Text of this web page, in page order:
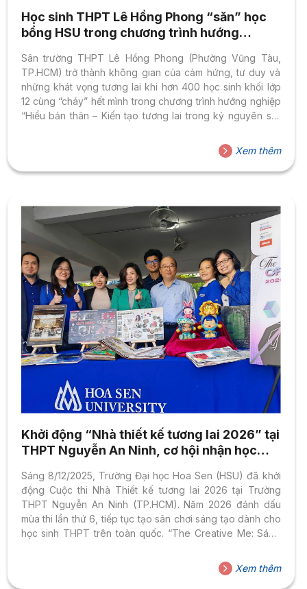
Học sinh THPT Lê Hồng Phong “săn” học
bổng HSU trong chương trình hướng
Sân trường THPT Lê Hồng Phong (Phường Vũng Tàu,
TP.HCM) trở thành không gian của cảm hứng, tư duy và
những khát vọng tương lai khi hơn 400 học sinh khối lớp
12 cùng “cháy” hết mình trong chương trình hướng nghiệp
“Hiểu bản thân – Kiến tạo tương lai trong kỷ nguyên số”
Không chỉ là một buổi chia sẻ thông tin, chương trình thực
sự là một hành trình đánh thức nhận thức nghề nghiệp, nơi
học sinh được lắng nghe, được hỏi – và quan trọng...
Xem thêm
Khởi động “Nhà thiết kế tương lai 2026” tại
THPT Nguyễn An Ninh, cơ hội nhận học
Sáng 8/12/2025, Trường Đại học Hoa Sen (HSU) đã khởi
động Cuộc thi Nhà Thiết kế tương lai 2026 tại Trường
THPT Nguyễn An Ninh (TP.HCM). Năm 2026 đánh dấu
mùa thi lần thứ 6, tiếp tục tạo sân chơi sáng tạo dành cho
học sinh THPT trên toàn quốc. “The Creative Me: Sáng
Creative Me: Sáng tạo hôm nay, định hình ngày mai”,
cuộc thi mở ra cơ hội để các thí sinh tranh tài ở bốn lĩnh
Xem thêm